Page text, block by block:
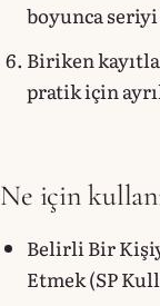
boyunca
Biriken
pratik için
Ne için
Belirli Bir
Etmek (SP